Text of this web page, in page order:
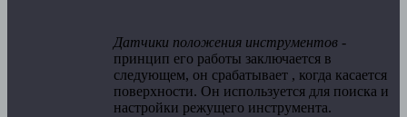
Датчики положения инструментов-
принцип его работы заключается в
следующем, он срабатывает , когда касается
поверхности. Он используется для поиска и
настройки режущего инструмента.